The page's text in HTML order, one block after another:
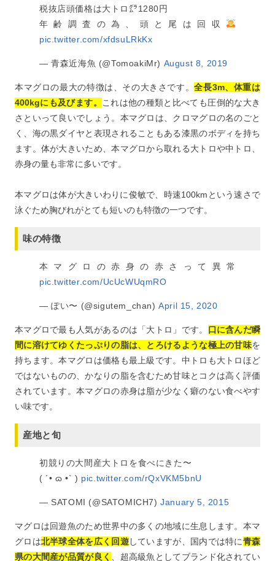
税抜店頭価格は大トロ㌘1280円
年齢調査の為、頭と尾は回収
pic.twitter.com/xfdsuLRkKx
— 青森近海魚 (@TomoakiMr) August 8, 2019
本マグロの最大の特徴は、その大きさです。全長3m、体重は
400kgにも及びます。
これは他の種類と比べても圧倒的な大き
さといって良いでしょう。本マグロは、クロマグロの名のごと
く、海の黒ダイヤと表現されることもある漆黒のボディを持ち
ます。体が大きいため、本マグロから取れる大トロや中トロ、
赤身の量も非常に多いです。
本マグロは体が大きいわりに俊敏で、時速100kmという速さで
泳ぐため胸びれがとても短いのも特徴の一つです。
味の特徴
本マグロの赤身の赤さって異常
pic.twitter.com/UcUcWUqmRO
— ぽい〜 (@sigutem_chan)April 15, 2020
本マグロで最も人気があるのは「大トロ」です。 口に含んだ瞬
間に溶けてゆくたっぷりの脂は、とろけるような極上の甘味を
持ちます。本マグロは価格も最上級です。中トロも大トロほど
ではないものの、かなりの脂を含むため甘味とコクは高く評価
されています。本マグロの赤身は脂が少なく癖のない食べやす
い味です。
産地と旬
初競りの大間産大トロを食べにきた〜
( ´• ɷ •` ) pic.twitter.com/rQxVKM5bnU
— SATOMI (@SATOMICH7)January 5, 2015
マグロは回遊魚のため世界中の多くの地域に生息します。本マ
グロは北半球全体を広く回遊していますが、国内では特に青森
県の大間産が品質が良く
、超高級魚としてブランド化されてい